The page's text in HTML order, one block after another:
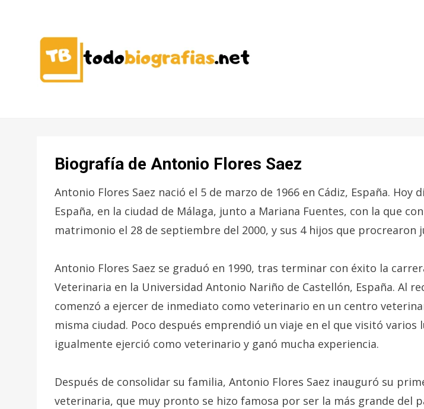
Biografía de Antonio Flores Saez
Antonio Flores Saez nació el 5 de marzo de 1966 en Cádiz, España. Hoy
España, en la ciudad de Málaga, junto a Mariana Fuentes, con la que
matrimonio el 28 de septiembre del 2000, y sus 4 hijos que procrearon
Antonio Flores Saez se graduó en 1990, tras terminar con éxito la
Veterinaria en la Universidad Antonio Nariño de Castellón, España. Al
comenzó a ejercer de inmediato como veterinario en un centro
misma ciudad. Poco después emprendió un viaje en el que visitó varios
igualmente ejerció como veterinario y ganó mucha experiencia.
Después de consolidar su familia, Antonio Flores Saez inauguró su
veterinaria, que muy pronto se hizo famosa por ser la más grande del